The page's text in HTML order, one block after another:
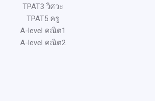
TPAT3 วิศวะ
TPAT5 ครู
A-level คณิต1
A-level คณิต2